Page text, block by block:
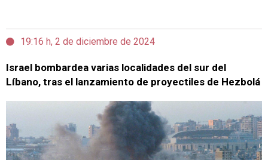
19:16 h, 2 de diciembre de 2024
Israel bombardea varias localidades del sur del
Líbano, tras el lanzamiento de proyectiles de Hezbolá